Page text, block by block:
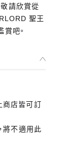
請欣賞從
聖王
吧。
店皆可訂
將不適用此